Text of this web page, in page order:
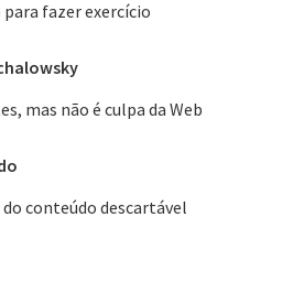
fazer exercício
mas não é culpa da Web
conteúdo descartável